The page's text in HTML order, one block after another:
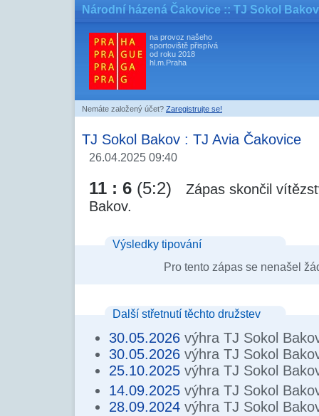
Národní házená Čakovice :: TJ Sokol
na provoz našeho
sportoviště přispívá
od roku 2018
hl.m.Praha
Nemáte založený účet? Zaregistrujte se!
TJ Sokol Bakov : TJ Avia Čakovice
26.04.2025 09:40
11 : 6 (5:2)
Zápas skončil
Bakov.
Výsledky tipování
Pro tento zápas se nenašel
Další střetnutí těchto družstev
30.05.2026 výhra TJ Sokol
30.05.2026 výhra TJ Sokol
25.10.2025 výhra TJ Sokol
14.09.2025 výhra TJ Sokol
28.09.2024 výhra TJ Sokol